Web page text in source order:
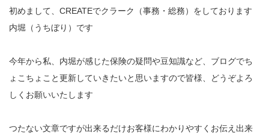
初めまして、CREATEでクラーク（事務・総務）をしております
内堀（うちぼり）です
今年から私、内堀が感じた保険の疑問や豆知識など、ブログでち
ょこちょこと更新していきたいと思いますので皆様、どうぞよろ
しくお願いいたします
つたない文章ですが出来るだけお客様にわかりやすくお伝え出来